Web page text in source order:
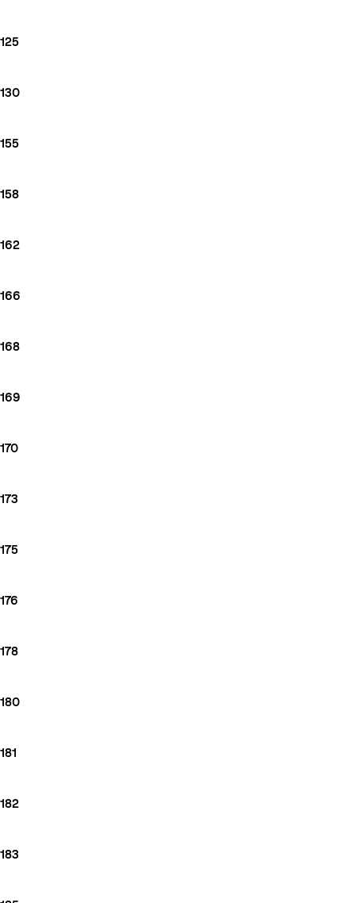
125
130
155
158
162
166
168
169
170
173
175
176
178
180
181
182
183